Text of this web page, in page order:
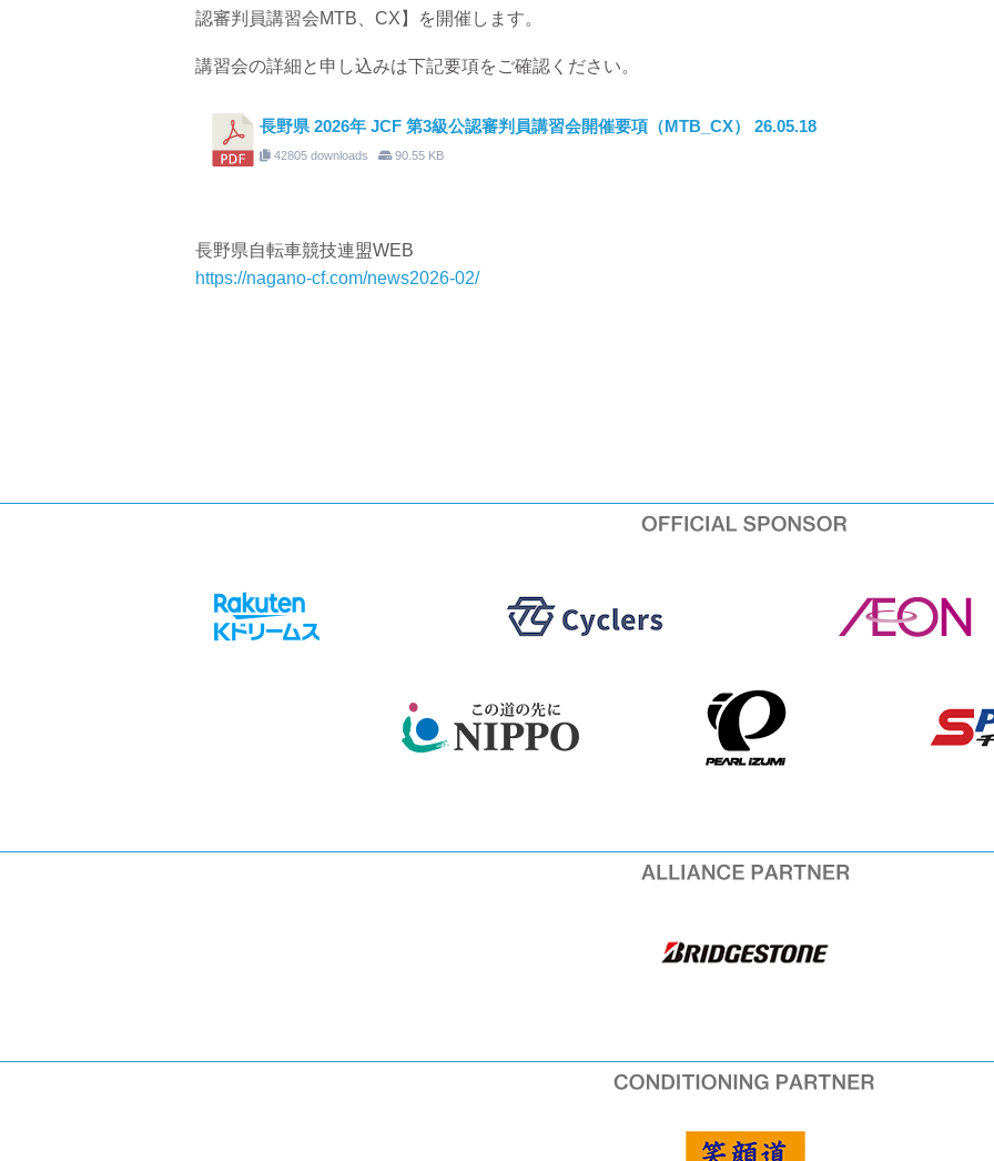
認審判員講習会MTB、CX】を開催します。
講習会の詳細と申し込みは下記要項をご確認ください。
長野県 2026年 JCF 第3級公認審判員講習会開催要項（MTB_CX） 26.05.18
42805 downloads 90.55 KB
長野県自転車競技連盟WEB
https://nagano-cf.com/news2026-02/